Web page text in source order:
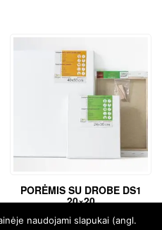
PORĖMIS SU DROBE DS1
20×20
€ 3,58
naudojami slapukai (angl.